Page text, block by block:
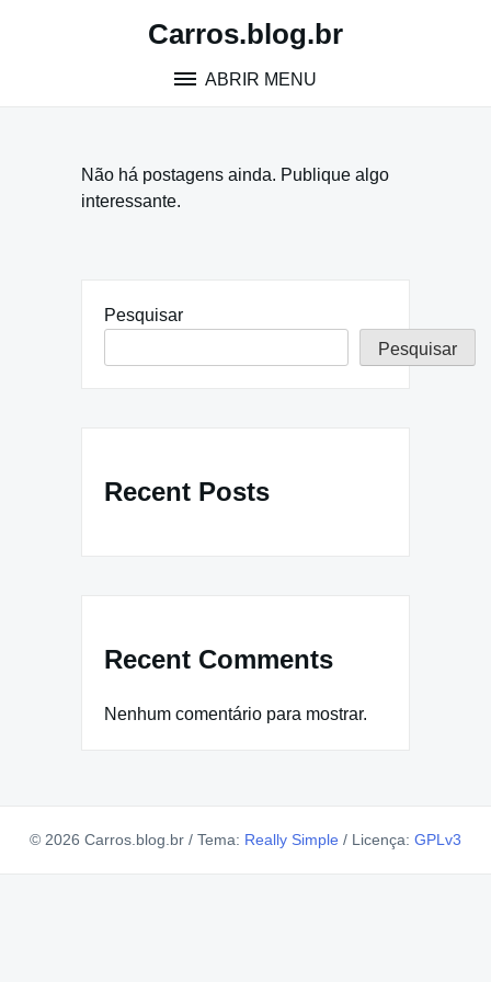
Carros.blog.br
ABRIR MENU
Não há postagens ainda. Publique algo
interessante.
Pesquisar
Pesquisar
Recent Posts
Recent Comments
Nenhum comentário para mostrar.
© 2026 Carros.blog.br / Tema: Really Simple / Licença: GPLv3